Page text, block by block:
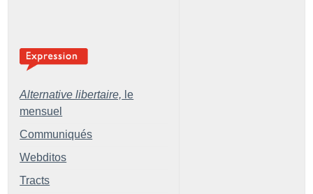
Alternative libertaire, le
mensuel
Communiqués
Webditos
Tracts